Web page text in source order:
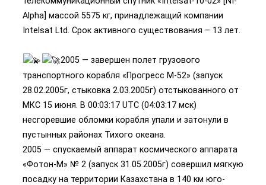
Alpha] массой 5575 кг, принадлежащий компании
Intelsat Ltd. Срок активного существования – 13 лет.
2005 — завершен полет грузового
транспортного корабля «Прогресс М-52» (запуск
28.02.2005г, стыковка 2.03.2005г) отстыкованного от
МКС 15 июня. В 00:03:17 UTC (04:03:17 мск)
несгоревшие обломки корабля упали и затонули в
пустынных районах Тихого океана.
2005 — спускаемый аппарат космического аппарата
«Фотон-М» № 2 (запуск 31.05.2005г) совершил мягкую
посадку на территории Казахстана в 140 км юго-